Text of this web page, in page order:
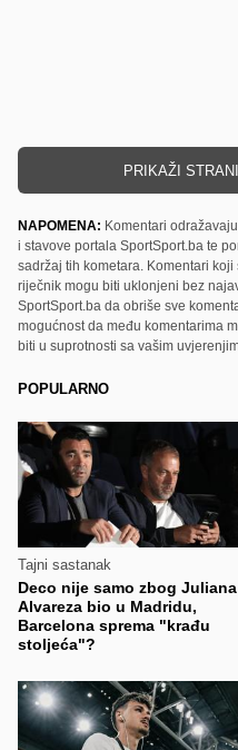
PRIKAŽI
NAPOMENA: Komentari
i stavove portala SportSport.ba te
sadržaj tih kometara. Komentari
riječnik mogu biti uklonjeni bez
SportSport.ba da obriše sve
mogućnost da među komentarima
biti u suprotnosti sa vašim
POPULARNO
Tajni sastanak
Deco nije samo zbog Juliana
Alvareza bio u Madridu,
Barcelona sprema "krađu
stoljeća"?